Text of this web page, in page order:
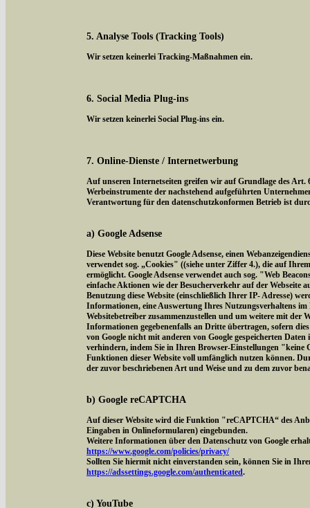
5. Analyse Tools (Tracking Tools)
Wir setzen keinerlei Tracking-Maßnahmen ein.
6. Social Media Plug-ins
Wir setzen keinerlei Social Plug-ins ein.
7. Online-Dienste / Internetwerbung
Auf unseren Internetseiten greifen wir auf Grundlage des
Werbeinstrumente der nachstehend aufgeführten
Verantwortung für den datenschutzkonformen Betrieb ist
a) Google Adsense
Diese Website benutzt Google Adsense, einen
verwendet sog. „Cookies" ((siehe unter Ziffer 4.), die auf
ermöglicht. Google Adsense verwendet auch sog. "Web
einfache Aktionen wie der Besucherverkehr auf der Webseite
Benutzung diese Website (einschließlich Ihrer IP- Adresse)
Informationen, eine Auswertung Ihres Nutzungsverhaltens
Websitebetreiber zusammenzustellen und um weitere mit
Informationen gegebenenfalls an Dritte übertragen, sofern
von Google nicht mit anderen von Google gespeicherten
verhindern, indem Sie in Ihren Browser-Einstellungen "keine
Funktionen dieser Website voll umfänglich nutzen können.
der zuvor beschriebenen Art und Weise und zu dem zuvor
b) Google reCAPTCHA
Auf dieser Website wird die Funktion "reCAPTCHA“ des
Eingaben in Onlineformularen) eingebunden.
Weitere Informationen über den Datenschutz von Google
https://www.google.com/policies/privacy/
Sollten Sie hiermit nicht einverstanden sein, können Sie in
https://adssettings.google.com/authenticated.
c) YouTube